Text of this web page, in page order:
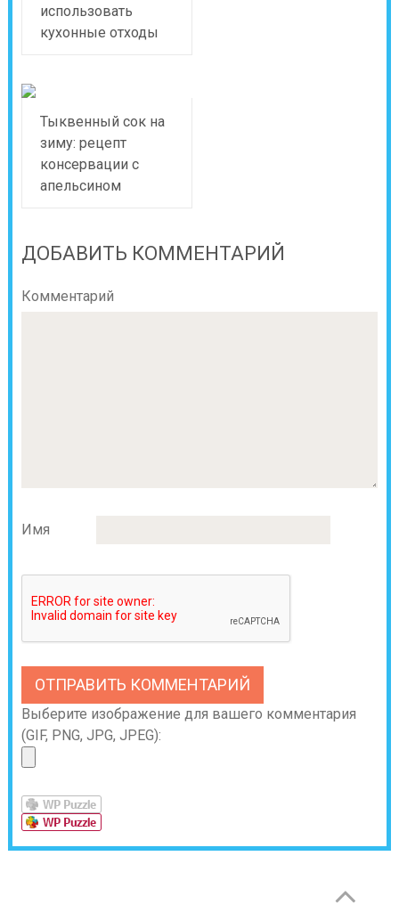
использовать
кухонные отходы
Тыквенный сок на
зиму: рецепт
консервации с
апельсином
ДОБАВИТЬ КОММЕНТАРИЙ
Комментарий
Имя
Выберите изображение для вашего комментария
(GIF, PNG, JPG, JPEG):